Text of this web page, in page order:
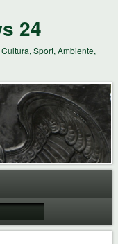
24
Sport, Ambiente,